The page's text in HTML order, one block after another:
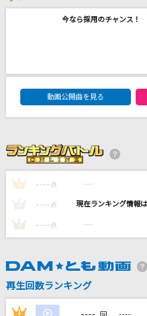
Orangestar feat.IA
爆裂愛してる
松山千春
ゆけむり魂温泉
Gardens
ツミキ
今なら採用のチャンス！
DAM★ともボーカルエ
動画公開曲を見る
1 ---- 点 ----
---- 点 ----
3 ---- 点 ----
再生回数ランキング
1 ---- ----